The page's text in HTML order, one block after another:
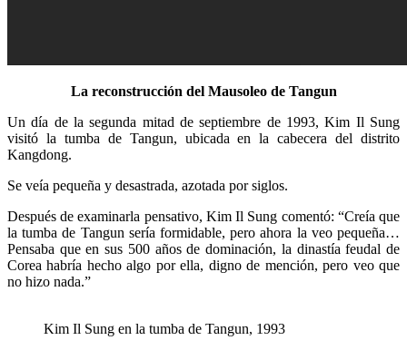
La reconstrucción del Mausoleo de Tangun
Un día de la segunda mitad de septiembre de 1993,Kim Il Sung
visitó la tumba de Tangun, ubicada en la cabecera del distrito
Kangdong.
Se veía pequeña y desastrada, azotada por siglos.
Después de examinarla pensativo, Kim Il Sung comentó: “Creía que
la tumba de Tangun sería formidable, pero ahora la veo pequeña…
Pensaba que en sus 500 años de dominación, la dinastía feudal de
Corea habría hecho algo por ella, digno de mención, pero veo que
no hizo nada.”
Kim Il Sung en la tumba de Tangun, 1993